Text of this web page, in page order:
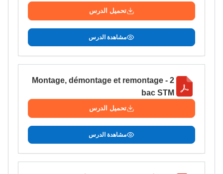
Collège au Maroc
التعليم الثانوي الإعدادي
Post-Bac
+ de 78 Sujets
Interviews/Vidéos
تحميل الدرس
مشاهدة الدرس
Montage, démontage et remontage - 2
bac STM
تحميل الدرس
مشاهدة الدرس